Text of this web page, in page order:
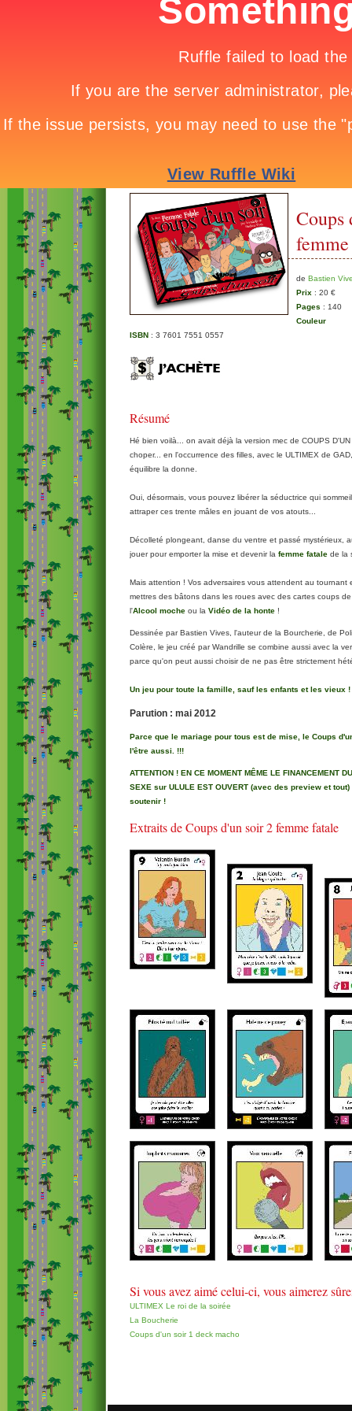
Coups
de Bastien
Prix : 20 €
Pages : 140
Couleur
ISBN : 3 7601 7551 0557
Résumé
Hé bien voilà... on avait déjà la version mec de COUPS
choper... en l'occurrence des filles, avec le ULTIMEX de
équilibre la donne.
Oui, désormais, vous pouvez libérer la séductrice qui
attraper ces trente mâles en jouant de vos atouts...
Décolleté plongeant, danse du ventre et passé mystérieux,
jouer pour emporter la mise et devenir la femme fatale de la
Mais attention ! Vos adversaires vous attendent au tournant
mettres des bâtons dans les roues avec des cartes coups
l'Alcool moche ou la Vidéo de la honte !
Dessinée par Bastien Vives, l'auteur de la Bourcherie, de
Colère, le jeu créé par Wandrille se combine aussi avec la
parce qu'on peut aussi choisir de ne pas être strictement
Un jeu pour toute la famille, sauf les enfants et les vieux !
Parution : mai 2012
Parce que le mariage pour tous est de mise, le Coups
l'être aussi. !!!
ATTENTION ! EN CE MOMENT MÊME LE FINANCEMENT
SEXE sur ULULE EST OUVERT (avec des preview et
soutenir !
Extraits de Coups d'un soir 2 femme fatale
Si vous avez aimé celui-ci, vous aimerez
ULTIMEX Le roi de la soirée
La Boucherie
Coups d'un soir 1 deck macho